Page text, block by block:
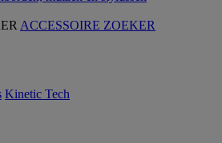
ACCESSOIRE ZOEKER
Kinetic Tech